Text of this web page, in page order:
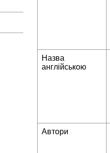
Назва
англійською
Автори